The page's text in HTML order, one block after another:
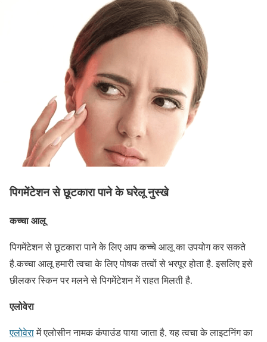
पिगमेंटेशन से छूटकारा पाने के घरेलू नुस्खे
कच्चा आलू
पिगमेंटेशन से छूटकारा पाने के लिए आप कच्चे आलू का उपयोग कर सकते
है.कच्चा आलू हमारी त्वचा के लिए पोषक तत्वों से भरपूर होता है. इसलिए इसे
छीलकर स्किन पर मलने से पिगमेंटेशन में राहत मिलती है.
एलोवेरा
एलोवेरामें एलोसीन नामक कंपाउंड पाया जाता है, यह त्वचा के लाइटनिंग का